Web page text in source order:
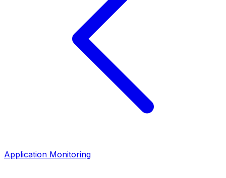
Application Monitoring